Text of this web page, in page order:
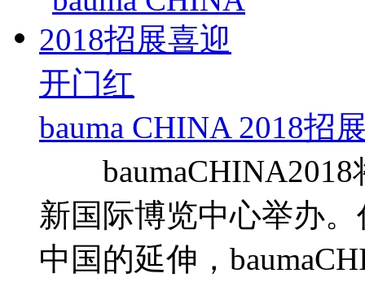
bauma CHINA 2018招
baumaCHINA2018
新国际博览中心举办
中国的延伸，